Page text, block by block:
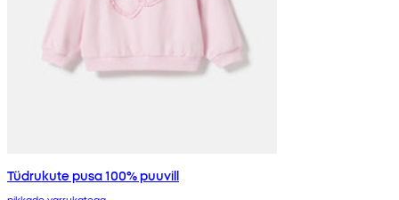
Tüdrukute pusa 100% puuvill